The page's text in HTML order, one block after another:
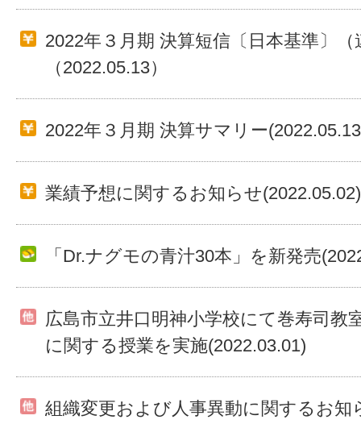
2022年３月期 決算短信〔日本基準〕（
（2022.05.13）
2022年３月期 決算サマリー
業績予想に関するお知らせ(2022.05.02)
「Dr.ナグモの青汁30本」を新発売
広島市立井口明神小学校にて巻寿司教
に関する授業を実施(2022.03.01)
組織変更および人事異動に関するお知